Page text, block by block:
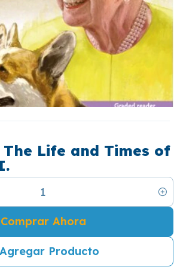
The Life and Times of
Agregar Producto
Comprar Ahora